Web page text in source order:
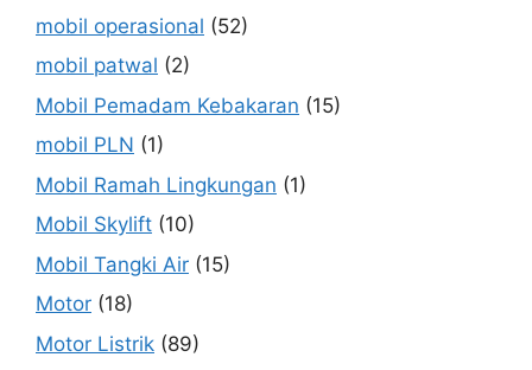
mobil operasional (52)
mobil patwal (2)
Mobil Pemadam Kebakaran (15)
mobil PLN (1)
Mobil Ramah Lingkungan (1)
Mobil Skylift (10)
Mobil Tangki Air (15)
Motor (18)
Motor Listrik (89)